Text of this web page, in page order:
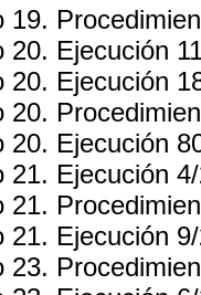
19.
20. Ejecución
20. Ejecución
20.
20. Ejecución
21. Ejecución
21.
21. Ejecución
23.